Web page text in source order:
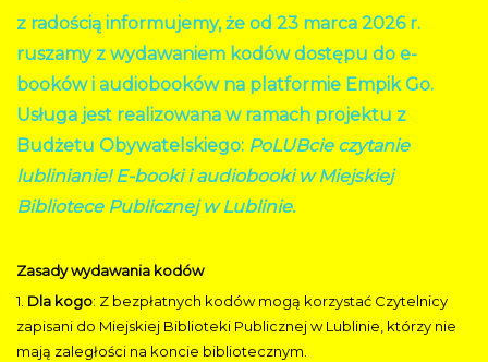
z radością informujemy, że od 23 marca 2026 r.
ruszamy z wydawaniem kodów dostępu do e-
booków i audiobooków na platformie Empik Go.
Usługa jest realizowana w ramach projektu z
Budżetu Obywatelskiego: PoLUBcie czytanie
lublinianie! E-booki i audiobooki w Miejskiej
Bibliotece Publicznej w Lublinie.
Zasady wydawania kodów
1. Dla kogo: Z bezpłatnych kodów mogą korzystać Czytelnicy
zapisani do Miejskiej Biblioteki Publicznej w Lublinie, którzy nie
mają zaległości na koncie bibliotecznym.